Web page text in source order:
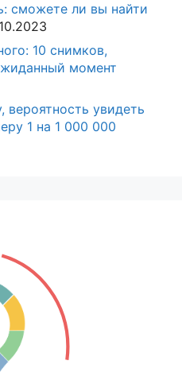
сможете ли вы найти
10 снимков,
момент
вероятность увидеть
1 на 1 000 000